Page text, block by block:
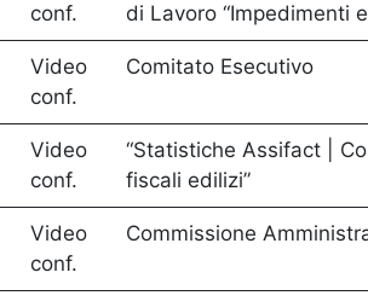
conf.
di Lavoro “Impedimenti
Video
conf.
Comitato Esecutivo
Video
conf.
“Statistiche Assifact |
fiscali edilizi”
Video
conf.
Commissione